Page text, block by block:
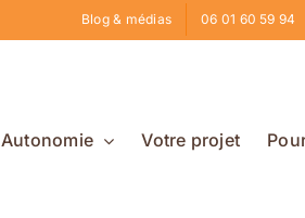
Blog & médias 06 01 60 59 94
Autonomie Votre projet